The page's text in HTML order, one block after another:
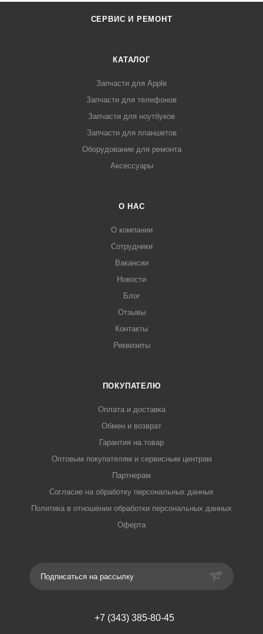
СЕРВИС И РЕМОНТ
КАТАЛОГ
Запчасти для Apple
Запчасти для телефонов
Запчасти для ноутбуков
Запчасти для планшетов
Оборудование для ремонта
Аксессуары
О НАС
О компании
Сотрудники
Вакансии
Новости
Блог
Отзывы
Контакты
Реквизиты
ПОКУПАТЕЛЮ
Оплата и доставка
Обмен и возврат
Гарантия на товар
Оптовым покупателям и сервисным центрам
Партнерам
Согласие на обработку персональных данных
Политика в отношении обработки персональных данных
Оферта
Подписаться на рассылку
+7 (343) 385-80-45